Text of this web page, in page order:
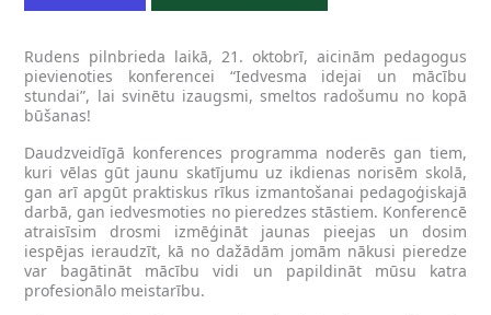
Rudens pilnbrieda laikā, 21. oktobrī, aicinām pedagogus
pievienoties konferencei “Iedvesma idejai un mācību
stundai”, lai svinētu izaugsmi, smeltos radošumu no kopā
būšanas!
Daudzveidīgā konferences programma noderēs gan tiem,
kuri vēlas gūt jaunu skatījumu uz ikdienas norisēm skolā,
gan arī apgūt praktiskus rīkus izmantošanai pedagoģiskajā
darbā, gan iedvesmoties no pieredzes stāstiem. Konferencē
atraisīsim drosmi izmēģināt jaunas pieejas un dosim
iespējas ieraudzīt, kā no dažādām jomām nākusi pieredze
var bagātināt mācību vidi un papildināt mūsu katra
profesionālo meistarību.